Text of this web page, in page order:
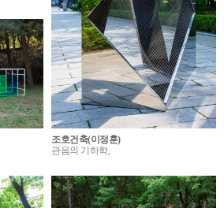
조호건축(이정훈)
관음의 기하학,